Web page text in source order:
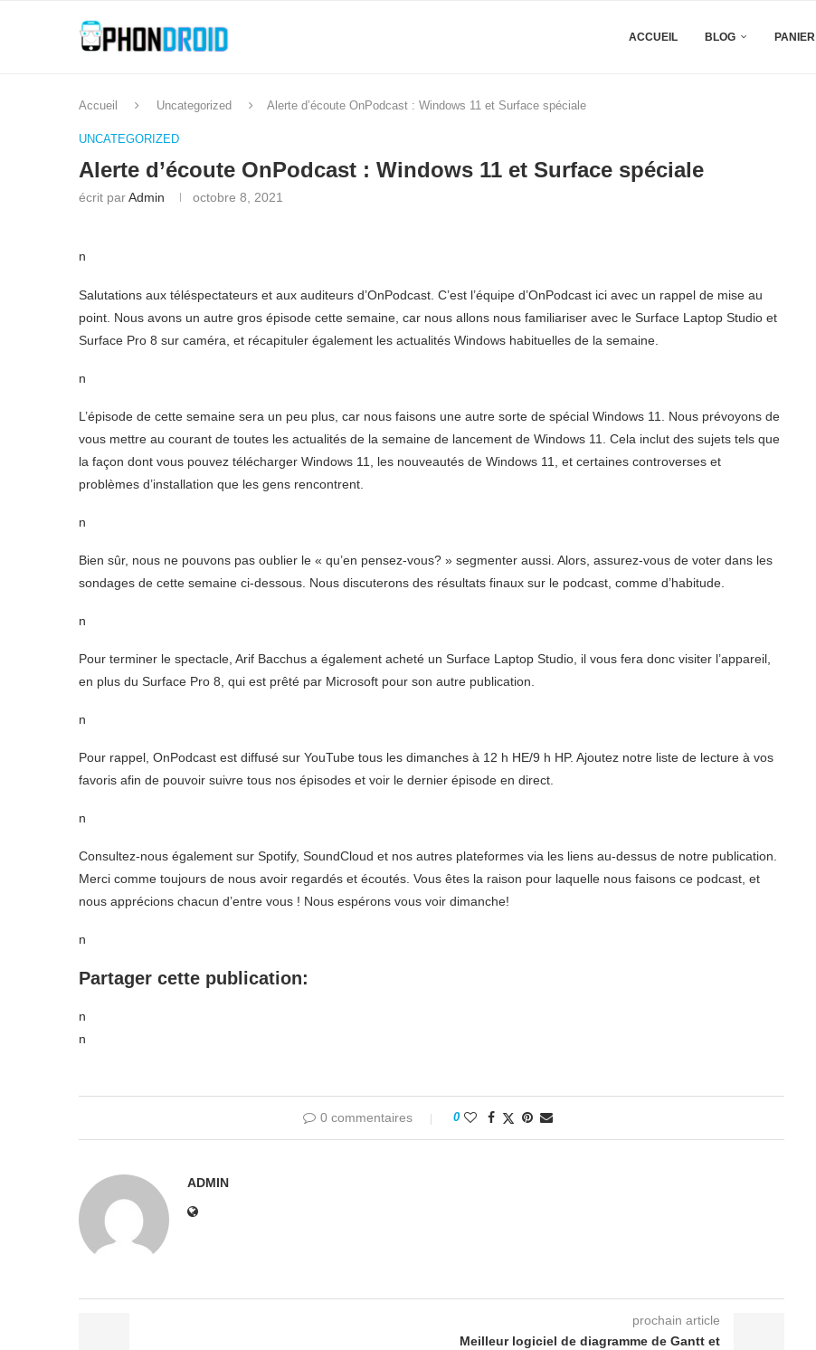
ACCUEIL BLOG PANIER
Accueil Uncategorized Alerte d’écoute OnPodcast : Windows 11 et Surface spéciale
UNCATEGORIZED
Alerte d’écoute OnPodcast : Windows 11 et Surface spéciale
écrit parAdmin octobre 8, 2021
n
Salutations aux téléspectateurs et aux auditeurs d’OnPodcast. C’est l’équipe d’OnPodcast ici avec un rappel de mise au
point. Nous avons un autre gros épisode cette semaine, car nous allons nous familiariser avec le Surface Laptop Studio et
Surface Pro 8 sur caméra, et récapituler également les actualités Windows habituelles de la semaine.
n
L’épisode de cette semaine sera un peu plus, car nous faisons une autre sorte de spécial Windows 11. Nous prévoyons de
vous mettre au courant de toutes les actualités de la semaine de lancement de Windows 11. Cela inclut des sujets tels que
la façon dont vous pouvez télécharger Windows 11, les nouveautés de Windows 11, et certaines controverses et
problèmes d’installation que les gens rencontrent.
n
Bien sûr, nous ne pouvons pas oublier le « qu’en pensez-vous? » segmenter aussi. Alors, assurez-vous de voter dans les
sondages de cette semaine ci-dessous. Nous discuterons des résultats finaux sur le podcast, comme d’habitude.
n
Pour terminer le spectacle, Arif Bacchus a également acheté un Surface Laptop Studio, il vous fera donc visiter l’appareil,
en plus du Surface Pro 8, qui est prêté par Microsoft pour son autre publication.
n
Pour rappel, OnPodcast est diffusé sur YouTube tous les dimanches à 12 h HE/9 h HP. Ajoutez notre liste de lecture à vos
favoris afin de pouvoir suivre tous nos épisodes et voir le dernier épisode en direct.
n
Consultez-nous également sur Spotify, SoundCloud et nos autres plateformes via les liens au-dessus de notre publication.
Merci comme toujours de nous avoir regardés et écoutés. Vous êtes la raison pour laquelle nous faisons ce podcast, et
nous apprécions chacun d’entre vous ! Nous espérons vous voir dimanche!
n
Partager cette publication:
n
n
0 commentaires 0
ADMIN
prochain article
Meilleur logiciel de diagramme de Gantt et